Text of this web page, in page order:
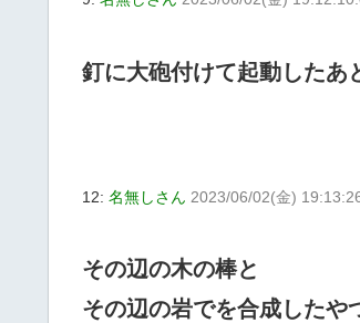
釘に大砲付けて起動したあ
12: 名無しさん 2023/06/02(金)
その辺の木の棒と
その辺の岩でを合成したや